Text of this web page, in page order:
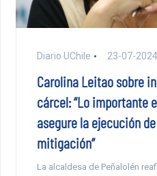
Diario UChile 23-07-2024
Carolina Leitao sobre
cárcel: “Lo importante
asegure la ejecución
mitigación”
La alcaldesa de Peñalolén